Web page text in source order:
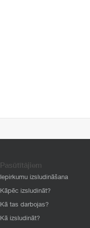
Pasūtītājiem
Iepirkumu izsludināšana
Kāpēc izsludināt?
Kā tas darbojas?
Kā izsludināt?